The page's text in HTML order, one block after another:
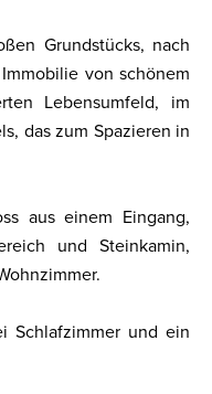
Grundstücks, nach
von schönem
Lebensumfeld, im
das zum Spazieren in
aus einem Eingang,
und Steinkamin,
Schlafzimmer und ein